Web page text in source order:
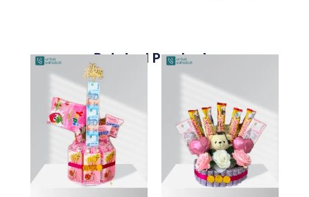
Related Products